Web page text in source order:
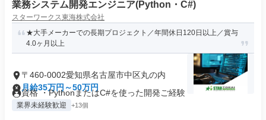
業務システム開発エンジニア(Python・C#)
スターワークス東海株式会社
★大手メーカーでの長期プロジェクト／年間休日120日以上／賞与
4.0ヶ月以上
〒460-0002愛知県名古屋市中区丸の内
月給35万円～50万円
資格 ・PythonまたはC#を使った開発ご経験
業界未経験歓迎 +13個